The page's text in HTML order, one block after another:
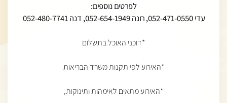
לפרטים נוספים:
עדי 052-471-0550, רונה 052-654-1949, דנה 052-480-7741
*דוכני האוכל בתשלום
*האירוע לפי תקנות משרד הבריאות
*האירוע מתאים לאימהות ותינוקות,